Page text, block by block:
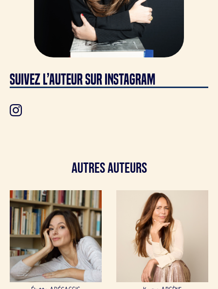
SUIVEZ L’auteur SUR INSTAGRAM
Autres Auteurs